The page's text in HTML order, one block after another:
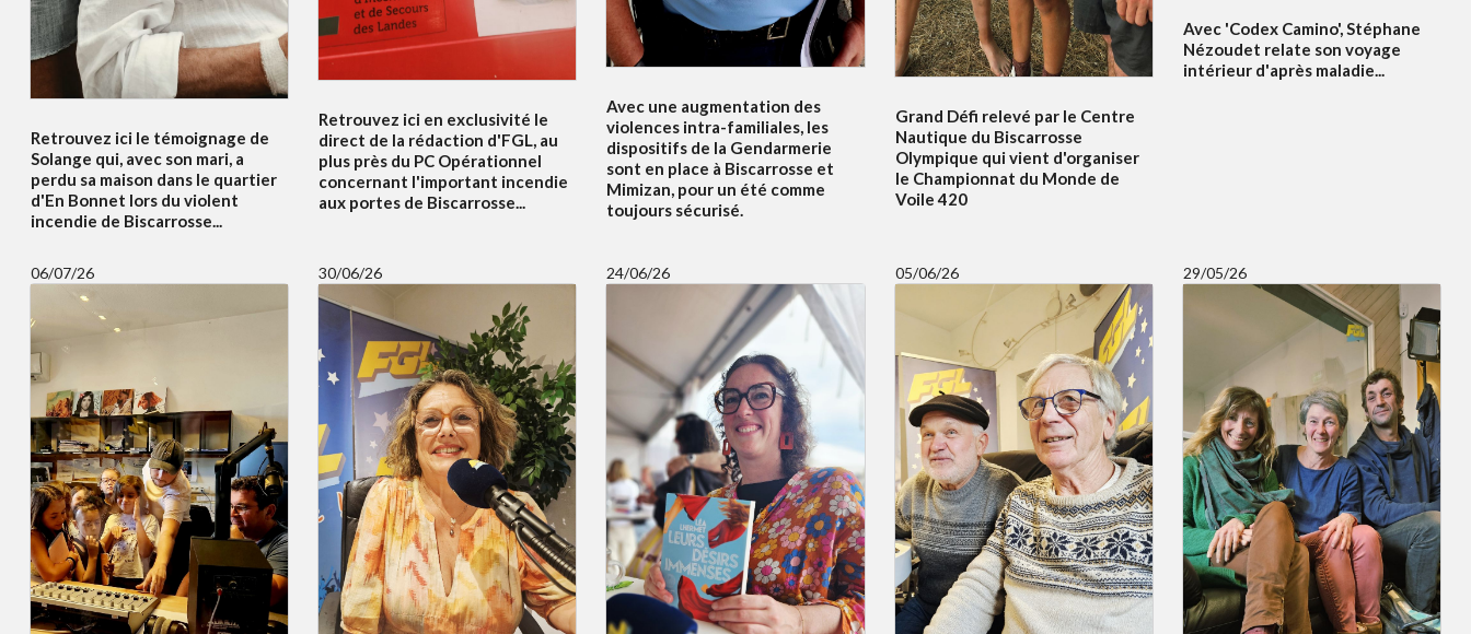
Retrouvez ici le témoignage de
Solange qui, avec son mari, a
perdu sa maison dans le quartier
d'En Bonnet lors du violent
incendie de Biscarrosse...
Retrouvez ici en exclusivité le
direct de la rédaction d'FGL, au
plus près du PC Opérationnel
concernant l'important incendie
aux portes de Biscarrosse...
Avec une augmentation des
violences intra-familiales, les
dispositifs de la Gendarmerie
sont en place à Biscarrosse et
Mimizan, pour un été comme
toujours sécurisé.
Grand Défi relevé par le Centre
Nautique du Biscarrosse
Olympique qui vient d'organiser
le Championnat du Monde de
Voile 420
Avec 'Codex Camino', Stéphane
Nézoudet relate son voyage
intérieur d'après maladie...
06/07/26 30/06/26 24/06/26 05/06/26 29/05/26